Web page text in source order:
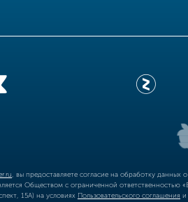
, вы предоставляете согласие на обработку
Обществом с ограниченной
15А) на условиях Пользовательского соглашения и